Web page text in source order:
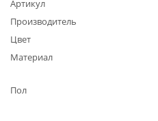
Артикул
Производитель
Цвет
Материал
Пол